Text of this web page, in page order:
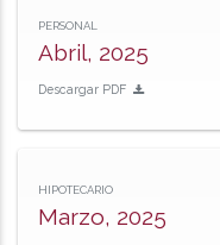
PERSONAL
Abril, 2025
Descargar PDF
HIPOTECARIO
Marzo, 2025